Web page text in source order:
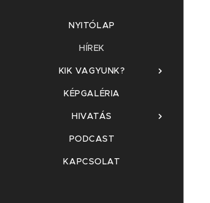
NYITÓLAP
HÍREK
KIK VAGYUNK?
KÉPGALÉRIA
HIVATÁS
PODCAST
KAPCSOLAT